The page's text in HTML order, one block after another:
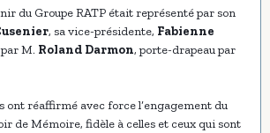
du Groupe RATP était représenté par son
, sa vice-présidente, Fabienne
M. Roland Darmon, porte-drapeau par
ont réaffirmé avec force l’engagement du
de Mémoire, fidèle à celles et ceux qui sont